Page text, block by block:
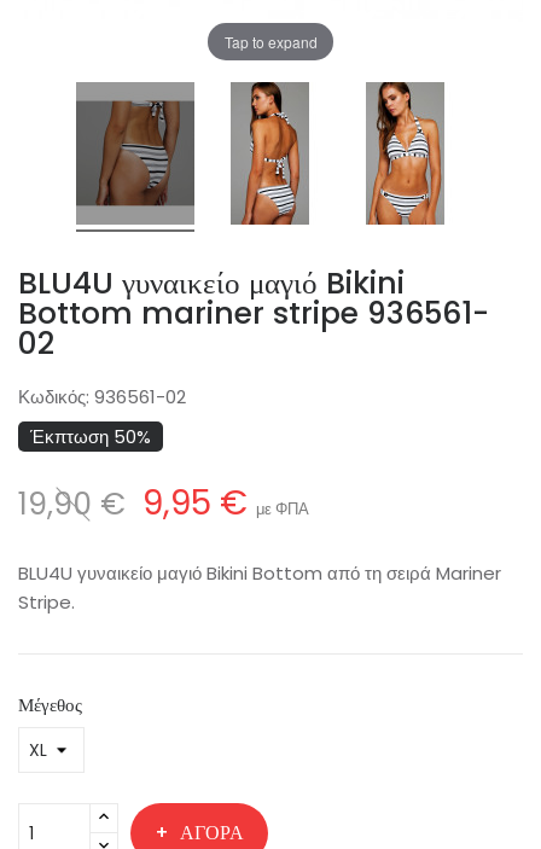
Tap to expand
BLU4U γυναικείο μαγιό Bikini
Bottom mariner stripe 936561-
02
Κωδικός: 936561-02
Έκπτωση 50%
19,90 € 9,95 € με ΦΠΑ
BLU4U γυναικείο μαγιό Bikini Bottom από τη σειρά Mariner
Stripe.
Μέγεθος
ΑΓΟΡΆ